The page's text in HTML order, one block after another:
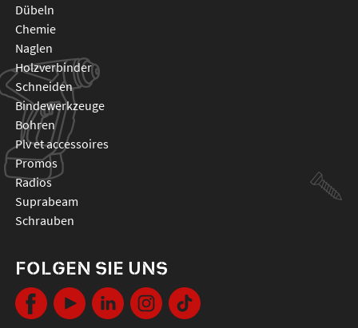
dübeln
chemie
naglen
holzverbinder
schneiden
bindewerkzeuge
bohren
plv et accessoires
promos
radios
suprabeam
schrauben
FOLGEN SIE UNS